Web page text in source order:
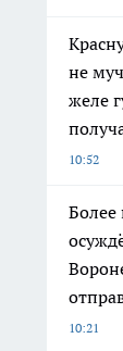
не
желе
10:52
10:21